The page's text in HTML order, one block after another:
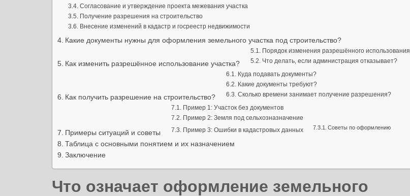
Согласование и утверждение проекта межевания участка
Получение разрешения на строительство
Внесение изменений в кадастр и госреестр недвижимости
Какие документы нужны для оформления земельного участка под строительство?
Как изменить разрешённое использование участка?
Порядок изменения разрешённого использования
Что делать, если администрация отказывает?
Как получить разрешение на строительство?
Куда подавать документы?
Какие документы требуют?
Сколько времени занимает получение разрешения?
Примеры ситуаций и советы
Пример 1: Участок без документов
Пример 2: Земля под сельхозназначение
Пример 3: Ошибки в кадастровых данных
Советы по оформлению
Таблица с основными понятием и их назначением
Заключение
Что означает оформление земельного